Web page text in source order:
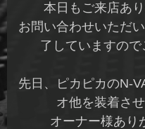
本日もご来店あ
お問い合わせいただ
了していますの
先日、ピカピカのN-
オ他を装着さ
オーナー様あ